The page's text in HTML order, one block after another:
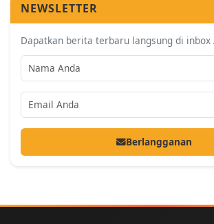
NEWSLETTER
Dapatkan berita terbaru langsung di inbox
Berlangganan